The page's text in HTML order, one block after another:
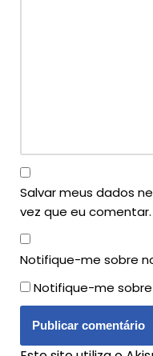
Salvar meus dados
vez que eu comentar.
Notifique-me sobre
Notifique-me